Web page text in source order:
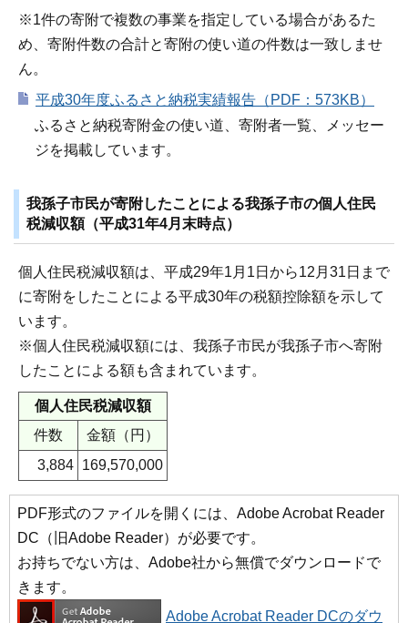
※1件の寄附で複数の事業を指定している場合があるた
め、寄附件数の合計と寄附の使い道の件数は一致しませ
ん。
平成30年度ふるさと納税実績報告（PDF：573KB）
ふるさと納税寄附金の使い道、寄附者一覧、メッセー
ジを掲載しています。
我孫子市民が寄附したことによる我孫子市の個人住民
税減収額（平成31年4月末時点）
個人住民税減収額は、平成29年1月1日から12月31日まで
に寄附をしたことによる平成30年の税額控除額を示して
います。
※個人住民税減収額には、我孫子市民が我孫子市へ寄附
したことによる額も含まれています。
個人住民税減収額
件数
金額（円）
3,884 169,570,000
PDF形式のファイルを開くには、Adobe Acrobat Reader
DC（旧Adobe Reader）が必要です。
お持ちでない方は、Adobe社から無償でダウンロードで
きます。
Adobe Acrobat Reader DCのダウ